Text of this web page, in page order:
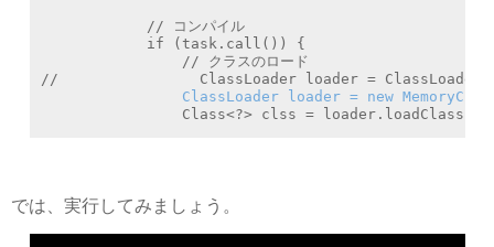
            // コンパイル
            if (task.call()) {
                // クラスのロード
//                ClassLoader loader =
ClassLoader loader = new
Class<?> clss =
では、実行してみましょう。